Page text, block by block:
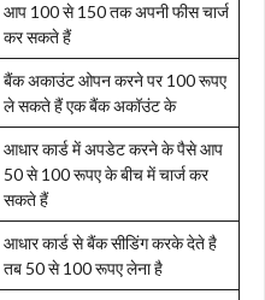
आप 100 से 150 तक अपनी फीस चार्ज
कर सकते हैं
बैंक अकाउंट ओपन करने पर 100 रूपए
ले सकते हैं एक बैंक अकॉउंट के
आधार कार्ड में अपडेट करने के पैसे आप
50 से 100 रूपए के बीच में चार्ज कर
सकते हैं
आधार कार्ड से बैंक सीडिंग करके देते है
तब 50 से 100 रूपए लेना है